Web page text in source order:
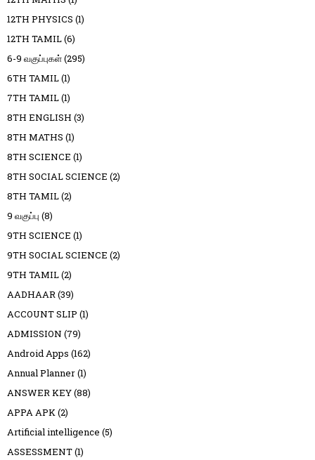
12TH PHYSICS (1)
12TH TAMIL(6)
6-9 வகுப்புகள்(295)
6TH TAMIL(1)
7TH TAMIL(1)
8TH ENGLISH (3)
8TH MATHS (1)
8TH SCIENCE (1)
8TH SOCIAL SCIENCE (2)
8TH TAMIL(2)
9 வகுப்பு (8)
9TH SCIENCE (1)
9TH SOCIAL SCIENCE (2)
9TH TAMIL(2)
AADHAAR(39)
ACCOUNT SLIP (1)
ADMISSION (79)
Android Apps (162)
Annual Planner(1)
ANSWER KEY(88)
APPA APK(2)
Artificial intelligence (5)
ASSESSMENT(1)